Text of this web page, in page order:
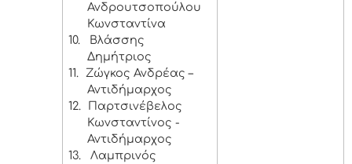
Ανδρουτσοπούλου
Κωνσταντίνα
10.
Βλάσσης
Δημήτριος
11. Ζώγκος Ανδρέας –
Αντιδήμαρχος
12.
Παρτσινέβελος
Κωνσταντίνος -
Αντιδήμαρχος
13.
Λαμπρινός